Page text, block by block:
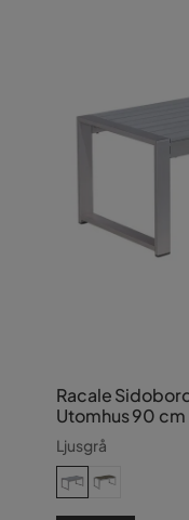
Racale
Utomhus 90 cm
Ljusgrå